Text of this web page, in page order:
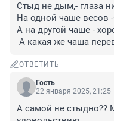
Стыд не дым,- глаза
На одной чаше весов
А на другой чаше -
А какая же чаша
ОТВЕТИТЬ
Гость
22 января 2025, 21:25
А самой не стыдно??